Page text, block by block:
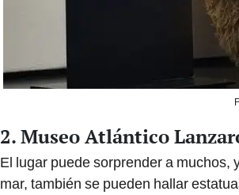
2. Museo Atlántico
El lugar puede sorprender a muchos,
mar, también se pueden hallar